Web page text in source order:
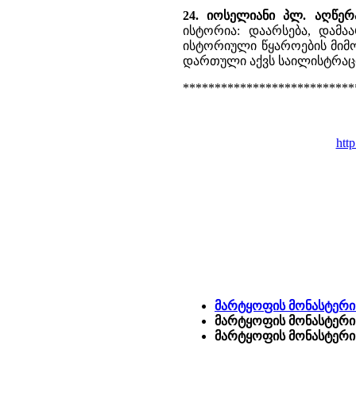
24. იოსელიანი პლ.
ისტორია: დაარსება,
ისტორიული წყაროების
დართული აქვს
მარტყოფის
მარტყოფის
მარტყოფის